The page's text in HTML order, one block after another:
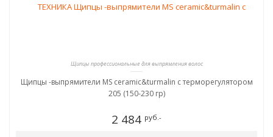
Щипцы профессиональные для выпрямления волос
Щипцы -выпрямители MS ceramic&turmalin c терморегулятором
205 (150-230 гр)
2 484 руб.-